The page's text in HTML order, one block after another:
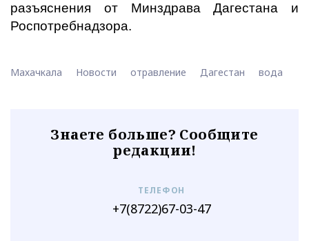
разъяснения от Минздрава Дагестана и
Роспотребнадзора.
Махачкала Новости отравление Дагестан вода
Знаете больше? Сообщите
редакции!
ТЕЛЕФОН
+7(8722)67-03-47